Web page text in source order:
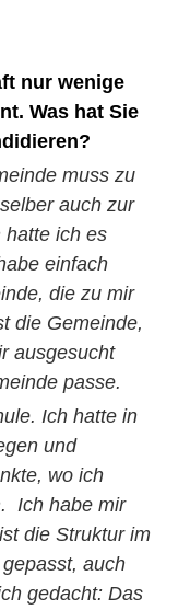
nur wenige
Was hat Sie
muss zu
auch zur
hatte ich es
einfach
die zu mir
die Gemeinde,
ausgesucht
passe.
Ich hatte in
und
wo ich
Ich habe mir
die Struktur im
auch
gedacht: Das